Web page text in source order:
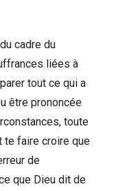
cadre du
liées à
tout ce qui a
être prononcée
toute
te faire croire que
de
que Dieu dit de